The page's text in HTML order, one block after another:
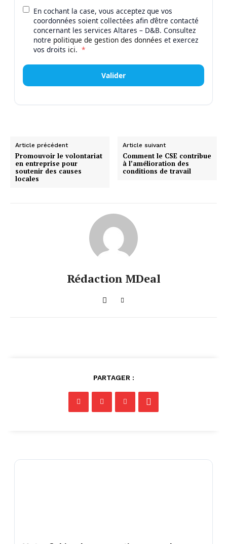
En cochant la case, vous acceptez que vos
coordonnées soient collectées afin d’être contacté
concernant les services Altares – D&B. Consultez
notre politique de gestion des données et exercez
vos droits ici. *
Valider
Article précédent
Promouvoir le volontariat
en entreprise pour
soutenir des causes
locales
Article suivant
Comment le CSE contribue
à l’amélioration des
conditions de travail
Rédaction MDeal
PARTAGER :